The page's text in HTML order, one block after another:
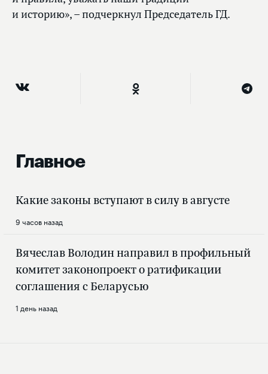
и историю», – подчеркнул Председатель ГД.
Главное
Какие законы вступают в силу в августе
9 часов назад
Вячеслав Володин направил в профильный
комитет законопроект о ратификации
соглашения с Беларусью
1 день назад